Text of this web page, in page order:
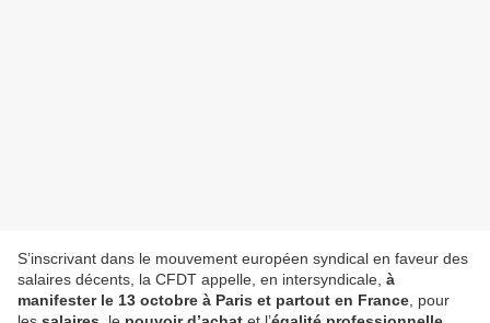
S’inscrivant dans le mouvement européen syndical en faveur des
salaires décents, la CFDT appelle, en intersyndicale, à
manifester le 13 octobre à Paris et partout en France , pour